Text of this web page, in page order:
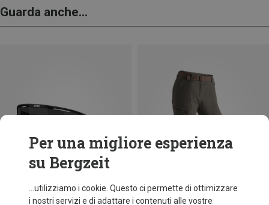
Guarda anche...
Per una migliore esperienza
su Bergzeit
...utilizziamo i cookie. Questo ci permette di ottimizzare
i nostri servizi e di adattare i contenuti alle vostre